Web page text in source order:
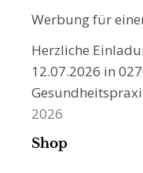
Werbung für
Herzliche
12.07.2026 in
2026
Shop